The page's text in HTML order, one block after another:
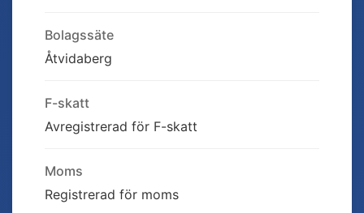
Bolagssäte
Åtvidaberg
F-skatt
Avregistrerad för F-skatt
Moms
Registrerad för moms